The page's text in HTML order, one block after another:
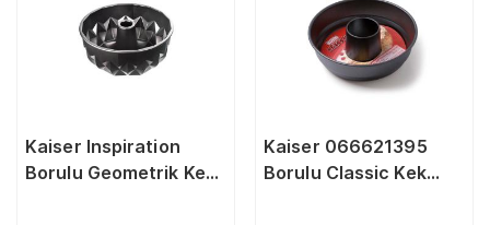
Kaiser Inspiration
Borulu Geometrik Kek
Kaiser 066621395
Borulu Classic Kek